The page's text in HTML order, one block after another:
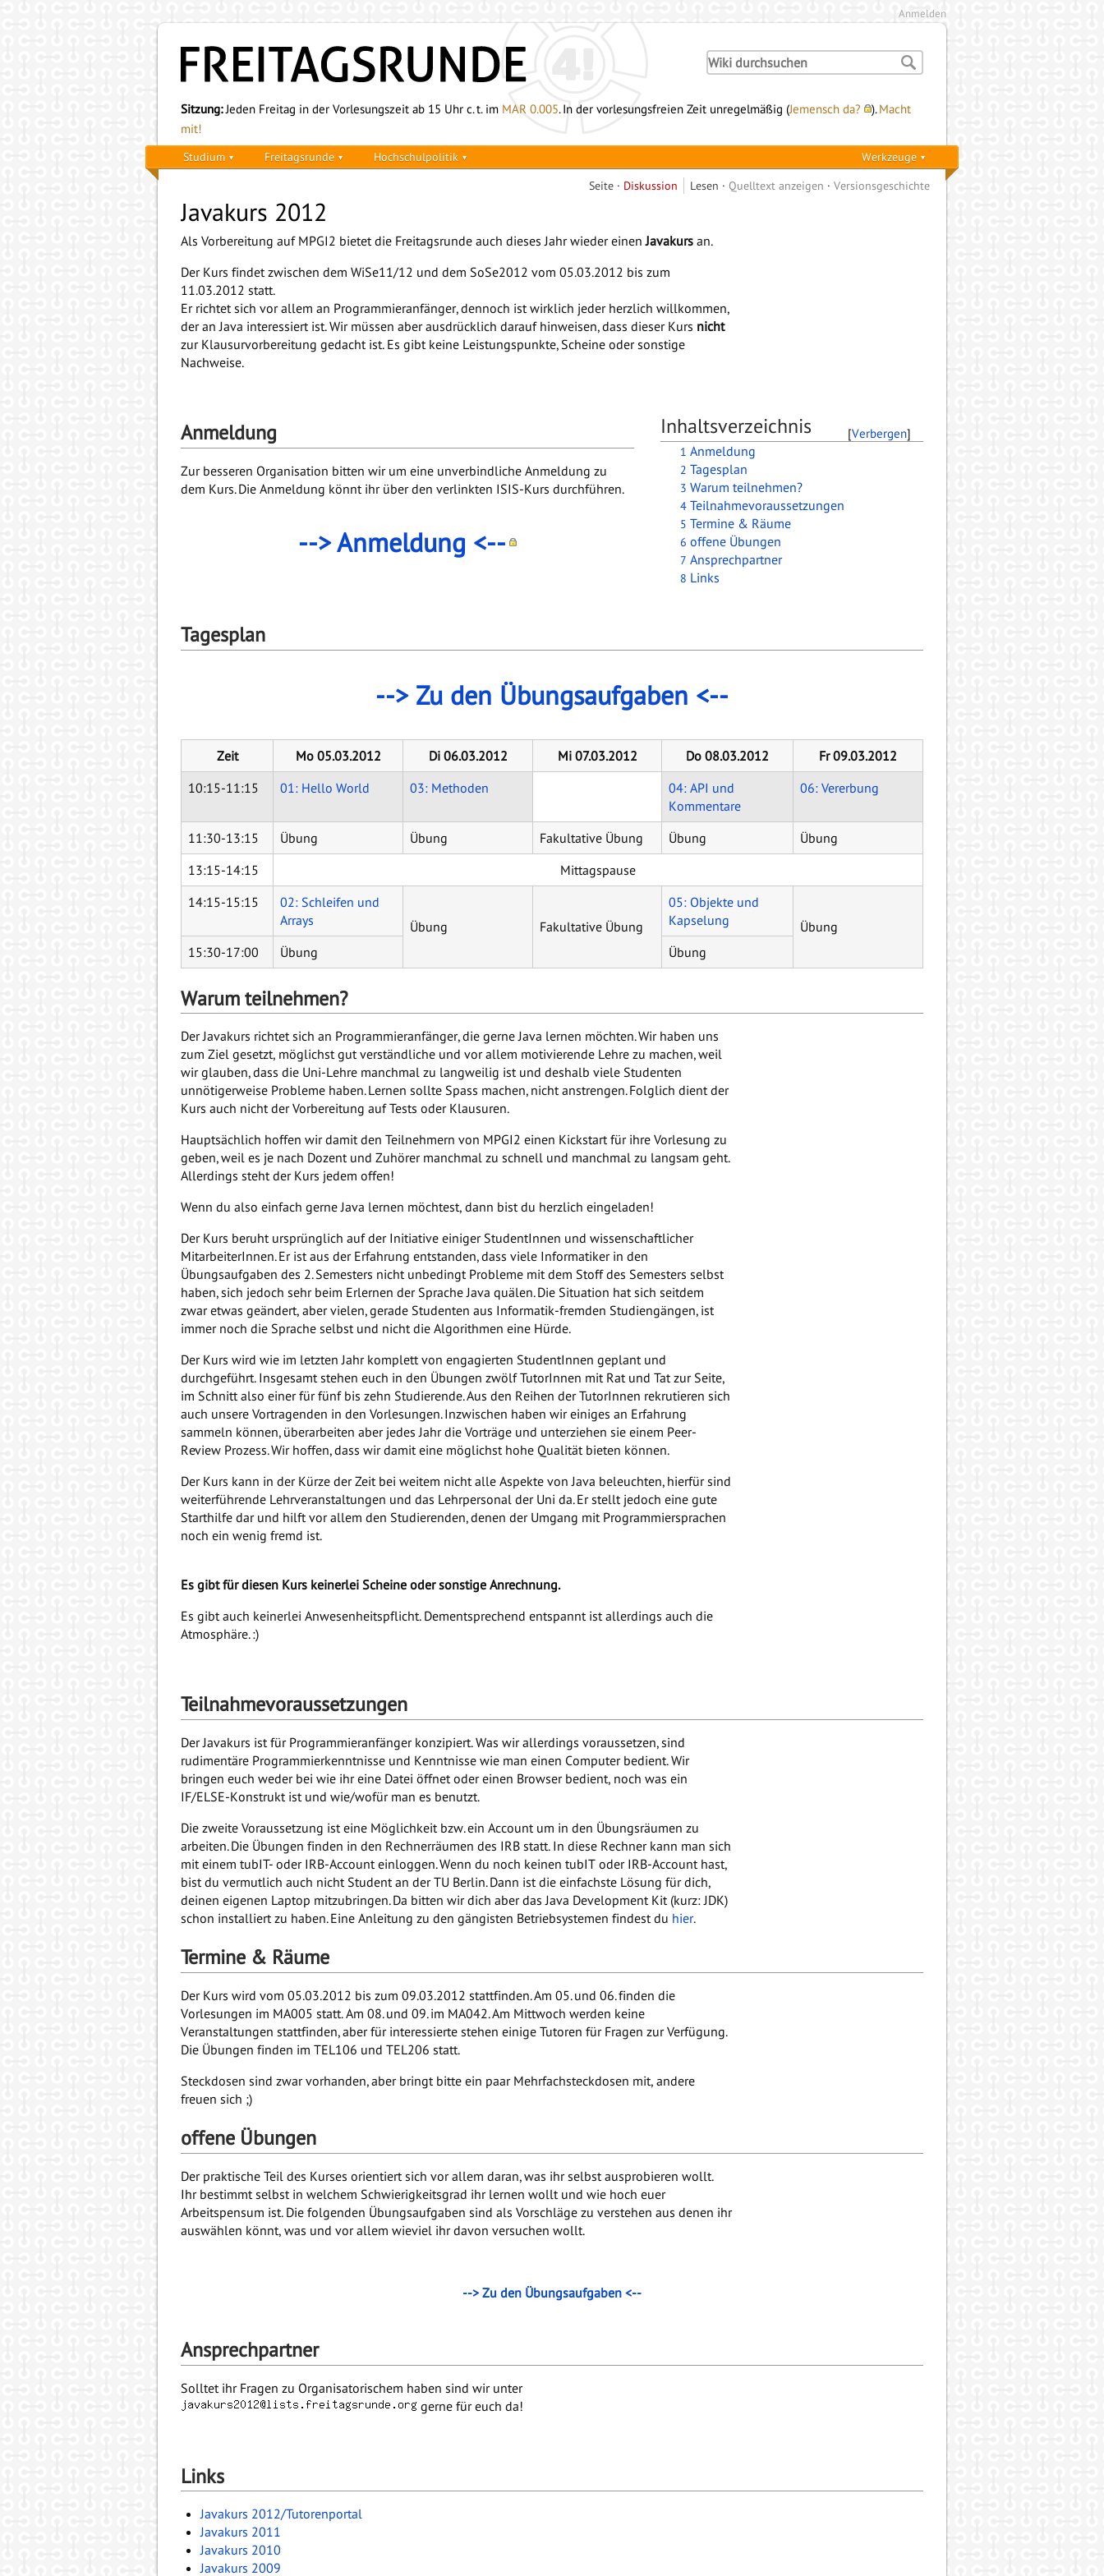
Anmelden
Sitzung:Jeden Freitag in der Vorlesungszeit ab 15 Uhr c. t. im MAR 0.005. In der vorlesungsfreien Zeit unregelmäßig (Jemensch da? ).Macht
mit!
Studium Freitagsrunde Hochschulpolitik
Werkzeuge
Seite
Diskussion Lesen Quelltext anzeigen Versionsgeschichte
Javakurs 2012
Als Vorbereitung auf MPGI2 bietet die Freitagsrunde auch dieses Jahr wieder einenJavakurs an.
Der Kurs findet zwischen dem WiSe11/12 und dem SoSe2012 vom 05.03.2012 bis zum
11.03.2012 statt.
Er richtet sich vor allem an Programmieranfänger, dennoch ist wirklich jeder herzlich willkommen,
der an Java interessiert ist. Wir müssen aber ausdrücklich darauf hinweisen, dass dieser Kurs nicht
zur Klausurvorbereitung gedacht ist. Es gibt keine Leistungspunkte, Scheine oder sonstige
Nachweise.
Inhaltsverzeichnis [Verbergen]
1 Anmeldung
2 Tagesplan
3 Warum teilnehmen?
4 Teilnahmevoraussetzungen
5 Termine & Räume
6 offene Übungen
7 Ansprechpartner
8 Links
Anmeldung
Zur besseren Organisation bitten wir um eine unverbindliche Anmeldung zu
dem Kurs. Die Anmeldung könnt ihr über den verlinkten ISIS-Kurs durchführen.
--> Anmeldung <--
Tagesplan
--> Zu den Übungsaufgaben <--
Zeit Mo 05.03.2012 Di 06.03.2012 Mi 07.03.2012 Do 08.03.2012
Fr 09.03.2012
10:15-11:15
01: Hello World 03: Methoden
04: API und
Kommentare
06: Vererbung
11:30-13:15 Übung Übung Fakultative Übung Übung
Übung
13:15-14:15
Mittagspause
14:15-15:15
02: Schleifen und
Arrays
Übung Fakultative Übung
05: Objekte und
Kapselung
Übung
15:30-17:00
Übung Übung
Warum teilnehmen?
Der Javakurs richtet sich an Programmieranfänger, die gerne Java lernen möchten. Wir haben uns
zum Ziel gesetzt, möglichst gut verständliche und vor allem motivierende Lehre zu machen, weil
wir glauben, dass die Uni-Lehre manchmal zu langweilig ist und deshalb viele Studenten
unnötigerweise Probleme haben. Lernen sollte Spass machen, nicht anstrengen. Folglich dient der
Kurs auch nicht der Vorbereitung auf Tests oder Klausuren.
Hauptsächlich hoffen wir damit den Teilnehmern von MPGI2 einen Kickstart für ihre Vorlesung zu
geben, weil es je nach Dozent und Zuhörer manchmal zu schnell und manchmal zu langsam geht.
Allerdings steht der Kurs jedem offen!
Wenn du also einfach gerne Java lernen möchtest, dann bist du herzlich eingeladen!
Der Kurs beruht ursprünglich auf der Initiative einiger StudentInnen und wissenschaftlicher
MitarbeiterInnen. Er ist aus der Erfahrung entstanden, dass viele Informatiker in den
Übungsaufgaben des 2. Semesters nicht unbedingt Probleme mit dem Stoff des Semesters selbst
haben, sich jedoch sehr beim Erlernen der Sprache Java quälen. Die Situation hat sich seitdem
zwar etwas geändert, aber vielen, gerade Studenten aus Informatik-fremden Studiengängen, ist
immer noch die Sprache selbst und nicht die Algorithmen eine Hürde.
Der Kurs wird wie im letzten Jahr komplett von engagierten StudentInnen geplant und
durchgeführt. Insgesamt stehen euch in den Übungen zwölf TutorInnen mit Rat und Tat zur Seite,
im Schnitt also einer für fünf bis zehn Studierende. Aus den Reihen der TutorInnen rekrutieren sich
auch unsere Vortragenden in den Vorlesungen. Inzwischen haben wir einiges an Erfahrung
sammeln können, überarbeiten aber jedes Jahr die Vorträge und unterziehen sie einem Peer-
Review Prozess. Wir hoffen, dass wir damit eine möglichst hohe Qualität bieten können.
Der Kurs kann in der Kürze der Zeit bei weitem nicht alle Aspekte von Java beleuchten, hierfür sind
weiterführende Lehrveranstaltungen und das Lehrpersonal der Uni da. Er stellt jedoch eine gute
Starthilfe dar und hilft vor allem den Studierenden, denen der Umgang mit Programmiersprachen
noch ein wenig fremd ist.
Es gibt für diesen Kurs keinerlei Scheine oder sonstige Anrechnung.
Es gibt auch keinerlei Anwesenheitspflicht. Dementsprechend entspannt ist allerdings auch die
Atmosphäre. :)
Teilnahmevoraussetzungen
Der Javakurs ist für Programmieranfänger konzipiert. Was wir allerdings voraussetzen, sind
rudimentäre Programmierkenntnisse und Kenntnisse wie man einen Computer bedient. Wir
bringen euch weder bei wie ihr eine Datei öffnet oder einen Browser bedient, noch was ein
IF/ELSE-Konstrukt ist und wie/wofür man es benutzt.
Die zweite Voraussetzung ist eine Möglichkeit bzw. ein Account um in den Übungsräumen zu
arbeiten. Die Übungen finden in den Rechnerräumen des IRB statt. In diese Rechner kann man sich
mit einem tubIT- oder IRB-Account einloggen. Wenn du noch keinen tubIT oder IRB-Account hast,
bist du vermutlich auch nicht Student an der TU Berlin. Dann ist die einfachste Lösung für dich,
deinen eigenen Laptop mitzubringen. Da bitten wir dich aber das Java Development Kit (kurz: JDK)
schon installiert zu haben. Eine Anleitung zu den gängisten Betriebsystemen findest du hier.
Termine & Räume
Der Kurs wird vom 05.03.2012 bis zum 09.03.2012 stattfinden. Am 05. und 06. finden die
Vorlesungen im MA005 statt. Am 08. und 09. im MA042. Am Mittwoch werden keine
Veranstaltungen stattfinden, aber für interessierte stehen einige Tutoren für Fragen zur Verfügung.
Die Übungen finden im TEL106 und TEL206 statt.
Steckdosen sind zwar vorhanden, aber bringt bitte ein paar Mehrfachsteckdosen mit, andere
freuen sich ;)
offene Übungen
Der praktische Teil des Kurses orientiert sich vor allem daran, was ihr selbst ausprobieren wollt.
Ihr bestimmt selbst in welchem Schwierigkeitsgrad ihr lernen wollt und wie hoch euer
Arbeitspensum ist. Die folgenden Übungsaufgaben sind als Vorschläge zu verstehen aus denen ihr
auswählen könnt, was und vor allem wieviel ihr davon versuchen wollt.
--> Zu den Übungsaufgaben <--
Ansprechpartner
Solltet ihr Fragen zu Organisatorischem haben sind wir unter
gerne für euch da!
Links
Javakurs 2012/Tutorenportal
Javakurs 2011
Javakurs 2010
Javakurs 2009